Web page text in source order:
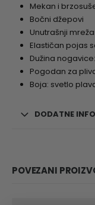
Mekan i
Bočni džepovi
Unutrašnji
Elastičan pojas
Dužina
Pogodan za
Boja: svetlo
DODATNE
POVEZANI